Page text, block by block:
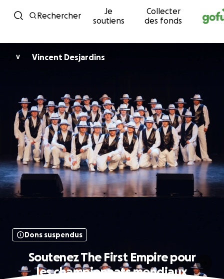
Passer au contenu
Rechercher
Je
soutiens
Collecter
des fonds
V Vincent Desjardins
Dons suspendus
Soutenez The First Empire pour
les championnats mondiaux